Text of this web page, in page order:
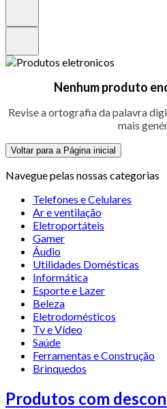
Nenhum produto
Revise a ortografia da palavra
mais
Voltar para a Página inicial
Navegue pelas nossas categorias
Telefones e Celulares
Ar e ventilação
Eletroportáteis
Gamer
Áudio
Utilidades Domésticas
Informática
Esporte e Lazer
Beleza
Eletrodomésticos
Tv e Vídeo
Saúde
Ferramentas e Construção
Brinquedos
Produtos com